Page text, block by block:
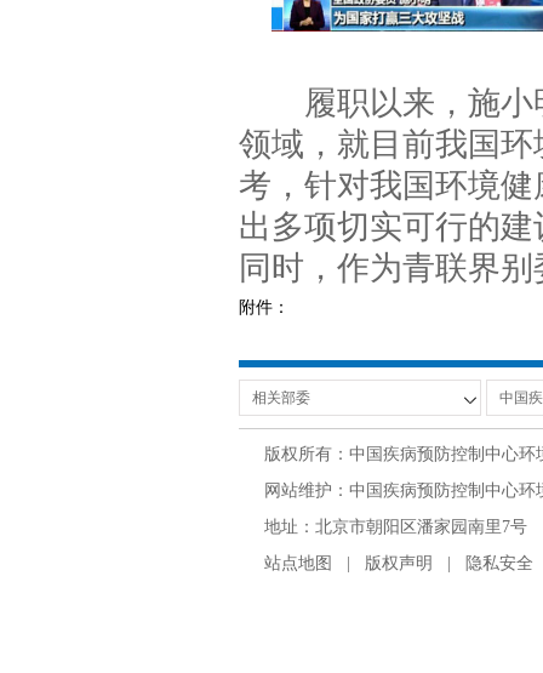
履职以来，施小
领域，就目前我国
考，针对我国环境
出多项切实可行的
同时，作为青联界
附件：
版权所有：中国疾病预防控制中心
网站维护：中国疾病预防控制中心
地址：北京市朝阳区潘家园南里7号
站点地图
版权声明 隐私安全